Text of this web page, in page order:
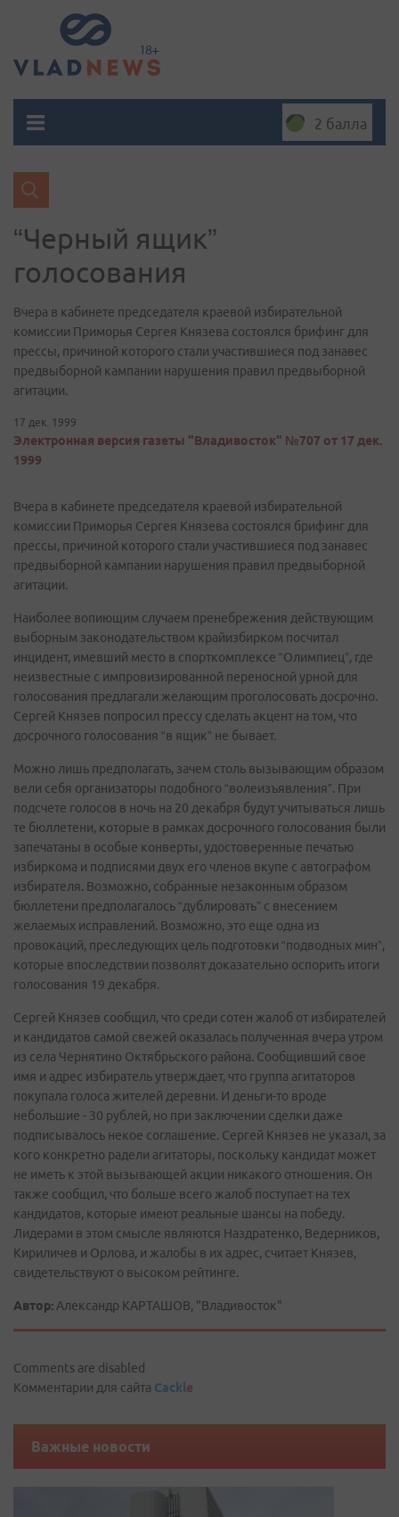
2 балла
“Черный ящик”
голосования
Вчера в кабинете председателя краевой избирательной
комиссии Приморья Сергея Князева состоялся брифинг для
прессы, причиной которого стали участившиеся под занавес
предвыборной кампании нарушения правил предвыборной
агитации.
17 дек. 1999
Электронная версия газеты "Владивосток" №707 от 17 дек.
1999
Вчера в кабинете председателя краевой избирательной
комиссии Приморья Сергея Князева состоялся брифинг для
прессы, причиной которого стали участившиеся под занавес
предвыборной кампании нарушения правил предвыборной
агитации.
Наиболее вопиющим случаем пренебрежения действующим
выборным законодательством крайизбирком посчитал
инцидент, имевший место в спорткомплексе “Олимпиец”, где
неизвестные с импровизированной переносной урной для
голосования предлагали желающим проголосовать досрочно.
Сергей Князев попросил прессу сделать акцент на том, что
досрочного голосования “в ящик” не бывает.
Можно лишь предполагать, зачем столь вызывающим образом
вели себя организаторы подобного “волеизъявления”. При
подсчете голосов в ночь на 20 декабря будут учитываться лишь
те бюллетени, которые в рамках досрочного голосования были
запечатаны в особые конверты, удостоверенные печатью
избиркома и подписями двух его членов вкупе с автографом
избирателя. Возможно, собранные незаконным образом
бюллетени предполагалось “дублировать” с внесением
желаемых исправлений. Возможно, это еще одна из
провокаций, преследующих цель подготовки “подводных мин”,
которые впоследствии позволят доказательно оспорить итоги
голосования 19 декабря.
Сергей Князев сообщил, что среди сотен жалоб от избирателей
и кандидатов самой свежей оказалась полученная вчера утром
из села Чернятино Октябрьского района. Сообщивший свое
имя и адрес избиратель утверждает, что группа агитаторов
покупала голоса жителей деревни. И деньги-то вроде
небольшие - 30 рублей, но при заключении сделки даже
подписывалось некое соглашение. Сергей Князев не указал, за
кого конкретно радели агитаторы, поскольку кандидат может
не иметь к этой вызывающей акции никакого отношения. Он
также сообщил, что больше всего жалоб поступает на тех
кандидатов, которые имеют реальные шансы на победу.
Лидерами в этом смысле являются Наздратенко, Ведерников,
Кириличев и Орлова, и жалобы в их адрес, считает Князев,
свидетельствуют о высоком рейтинге.
Автор: Александр КАРТАШОВ, "Владивосток"
Comments are disabled
Комментарии для сайта Cackle
Важные новости